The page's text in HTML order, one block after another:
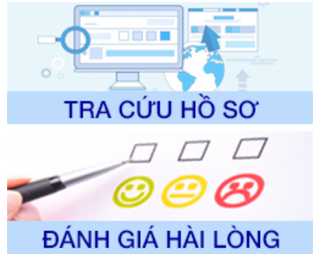
được sửa đổi, bổ sung và phê duyệt Quy trình nội bộ, quy
trình điện tử giải quyết thủ tục hành chính trong lĩnh vực Du
lịch thuộc phạm vi chức năng quản lý của Sở Văn hóa, Thể
thao và Du lịch
Ngày ban hành: 01/06/2026
Số kí hiệu:2310/QĐ-UBND
Tên: Về việc công bố Danh mục thủ tục hành chính sửa
đổi, bổ sung và phê duyệt Quy trình nội bộ, quy trình điện tử
trong giải quyết thủtục hành chính lĩnh vực biến đổi khí hậu
thuộc phạm vi giải quyết của Sở Nông nghiệp và Môi
Ngày ban hành: 01/06/2026
Số kí hiệu:
2300/QĐ-UBND
Tên: V/v công bố danh mục thủ tục hành chính được sửa
đổi, bổ sung và phê duyệt quy trình nội bộ, quy trình điện tử
giải quyết thủ tục hành chính trong lĩnh vực Luật sư thuộc